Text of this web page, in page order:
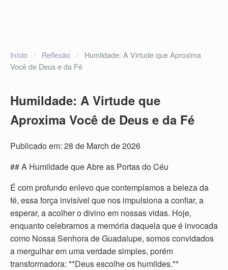
Início / Reflexão /
Humildade: A Virtude que Aproxima
Você de Deus e da Fé
Humildade: A Virtude que
Aproxima Você de Deus e da Fé
Publicado em: 28 de March de 2026
## A Humildade que Abre as Portas do Céu
É com profundo enlevo que contemplamos a beleza da
fé, essa força invisível que nos impulsiona a confiar, a
esperar, a acolher o divino em nossas vidas. Hoje,
enquanto celebramos a memória daquela que é invocada
como Nossa Senhora de Guadalupe, somos convidados
a mergulhar em uma verdade simples, porém
transformadora: **Deus escolhe os humildes.**